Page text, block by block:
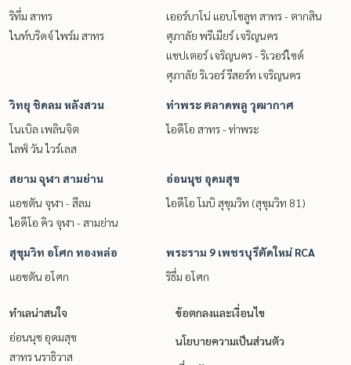
ริทึ่ม สาทร
ไนท์บริดจ์ ไพร์ม สาทร
เออร์บาโน่ แอบโซลูท สาทร - ตากสิน
ศุภาลัย พรีเมียร์ เจริญนคร
แชปเตอร์ เจริญนคร - ริเวอร์ไซด์
ศุภาลัย ริเวอร์ รีสอร์ท เจริญนคร
วิทยุ ชิดลม หลังสวน
โนเบิล เพลินจิต
ไลฟ์ วัน ไวร์เลส
ท่าพระ ตลาดพลู วุฒากาศ
ไอดีโอ สาทร - ท่าพระ
สยาม จุฬา สามย่าน
แอชตัน จุฬา - สีลม
ไอดีโอ คิว จุฬา - สามย่าน
อ่อนนุช อุดมสุข
ไอดีโอ โมบิ สุขุมวิท (สุขุมวิท 81)
สุขุมวิท อโศก ทองหล่อ
แอชตัน อโศก
พระราม 9 เพชรบุรีตัดใหม่ RCA
ริธึ่ม อโศก
ทำเลน่าสนใจ
อ่อนนุช อุดมสุข
สาทร นราธิวาส
ข้อตกลงและเงื่อนไข
นโยบายความเป็นส่วนตัว